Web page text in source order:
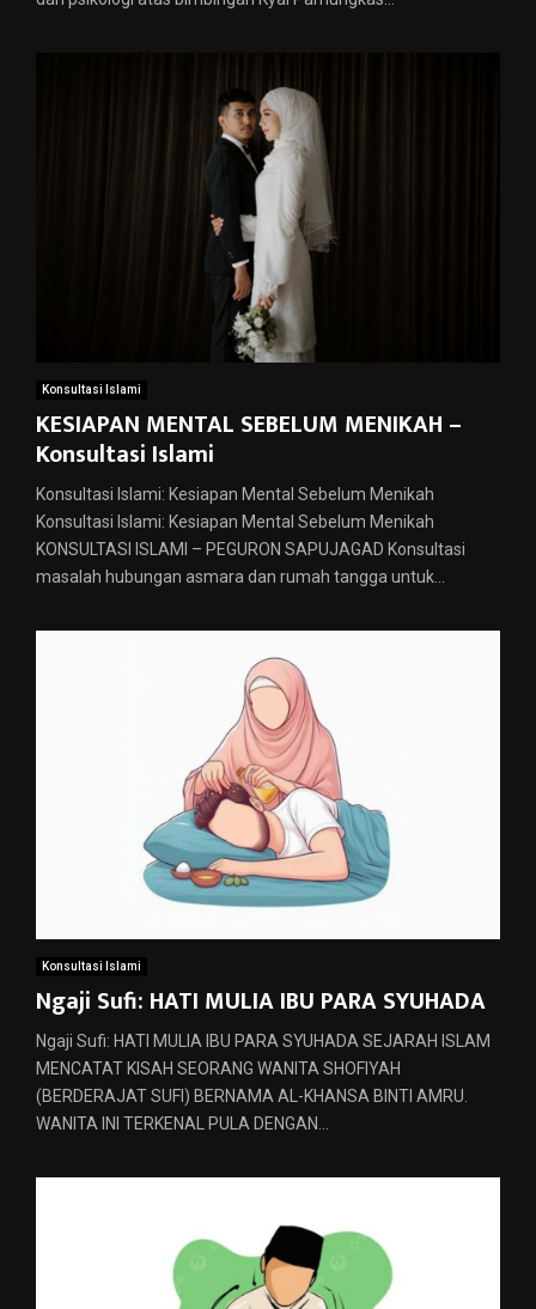
Konsultasi Islami
KESIAPAN MENTAL SEBELUM MENIKAH –
Konsultasi Islami
Konsultasi Islami: Kesiapan Mental Sebelum Menikah
Konsultasi Islami: Kesiapan Mental Sebelum Menikah
KONSULTASI ISLAMI – PEGURON SAPUJAGAD Konsultasi
masalah hubungan asmara dan rumah tangga untuk...
Konsultasi Islami
Ngaji Sufi: HATI MULIA IBU PARA SYUHADA
Ngaji Sufi: HATI MULIA IBU PARA SYUHADA SEJARAH ISLAM
MENCATAT KISAH SEORANG WANITA SHOFIYAH
(BERDERAJAT SUFI) BERNAMA AL-KHANSA BINTI AMRU.
WANITA INI TERKENAL PULA DENGAN...